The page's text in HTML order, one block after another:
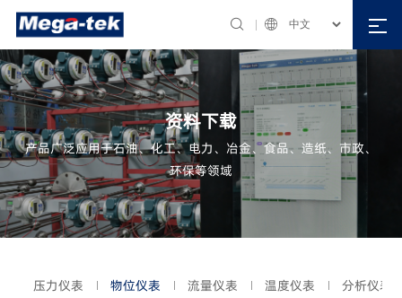
 
资料下载
产品广泛应用于石油、化工、电力、冶金、食品、造纸、市政、
环保等领域
压力仪表 物位仪表 流量仪表 温度仪表 分析仪表